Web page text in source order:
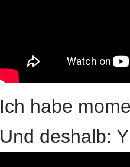
Ich habe
Und deshalb: